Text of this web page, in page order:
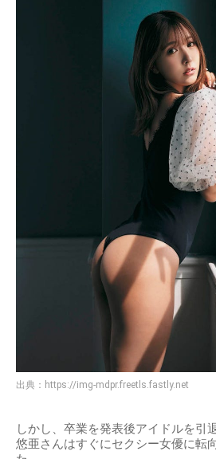
出典： https://img-mdpr.freetls.fastly.net
しかし、卒業を発表後アイドルを引
悠亜さんはすぐにセクシー女優に転